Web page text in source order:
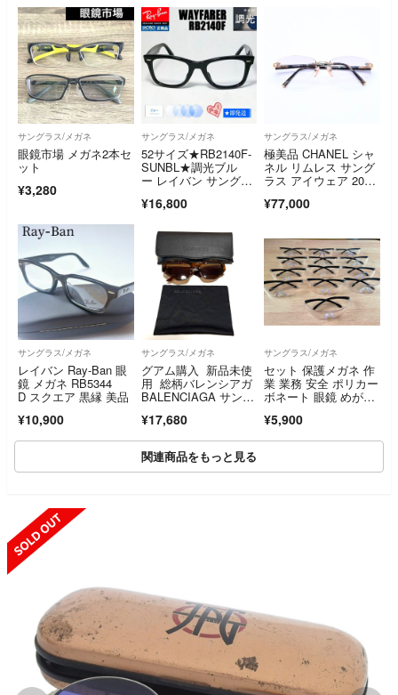
サングラス/メガネ
眼鏡市場 メガネ2本セ
ット
¥3,280
サングラス/メガネ
52サイズ★RB2140F-
SUNBL★調光ブル
ー レイバン サングラ
RER ウェイファーラ
¥16,800
サングラス/メガネ
極美品 CHANEL シャ
ネル リムレス サング
ラス アイウェア 202
8 130 ココマーク マ
¥77,000
サングラス/メガネ
レイバン Ray-Ban 眼
鏡 メガネ RB5344
D スクエア 黒縁 美品
¥10,900
サングラス/メガネ
グアム購入 新品未使
用 総柄バレンシアガ
BALENCIAGA サング
¥17,680
サングラス/メガネ
セット 保護メガネ 作
業 業務 安全 ポリカー
ボネート 眼鏡 めが
策 曇り止め サバゲ
ー ミリタリー
¥5,900
関連商品をもっと見る